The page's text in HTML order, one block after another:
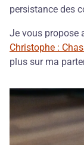
persistance des
Je vous propose
Christophe :
plus sur ma